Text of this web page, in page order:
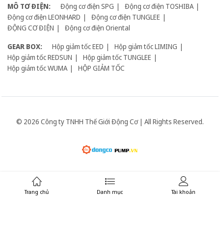
MÔ TƠ ĐIỆN:
Động cơ điện SPG
Động cơ điện TOSHIBA
Động cơ điện LEONHARD
Động cơ điện TUNGLEE
ĐỘNG CƠ ĐIỆN
Động cơ điện Oriental
GEAR BOX:
Hộp giảm tốc EED
Hộp giảm tốc LIMING
Hộp giảm tốc REDSUN
Hộp giảm tốc TUNGLEE
Hộp giảm tốc WUMA
HỘP GIẢM TỐC
© 2026 Công ty TNHH Thế Giới Động Cơ | All Rights Reserved.
Giữ liên lạc:
Trang chủ Danh mục Tài khoản